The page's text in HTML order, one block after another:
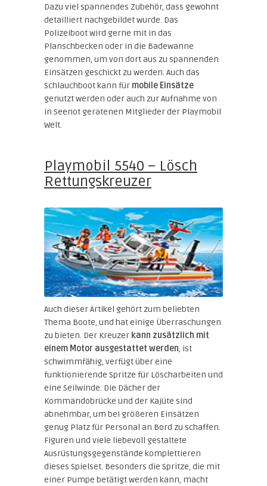
Dazu viel spannendes Zubehör, dass gewohnt
detailliert nachgebildet wurde. Das
Polizeiboot wird gerne mit in das
Planschbecken oder in die Badewanne
genommen, um von dort aus zu spannenden
Einsätzen geschickt zu werden. Auch das
Schlauchboot kann für mobile Einsätze
genutzt werden oder auch zur Aufnahme von
in Seenot geratenen Mitglieder der Playmobil
Welt.
Playmobil 5540 – Lösch
Rettungskreuzer
Auch dieser Artikel gehört zum beliebten
Thema Boote, und hat einige Überraschungen
zu bieten. Der Kreuzer kann zusätzlich mit
einem Motor ausgestattet werden, ist
schwimmfähig, verfügt über eine
funktionierende Spritze für Löscharbeiten und
eine Seilwinde. Die Dächer der
Kommandobrücke und der Kajüte sind
abnehmbar, um bei größeren Einsätzen
genug Platz für Personal an Bord zu schaffen.
Figuren und viele liebevoll gestaltete
Ausrüstungsgegenstände komplettieren
dieses Spielset. Besonders die Spritze, die mit
einer Pumpe betätigt werden kann, macht